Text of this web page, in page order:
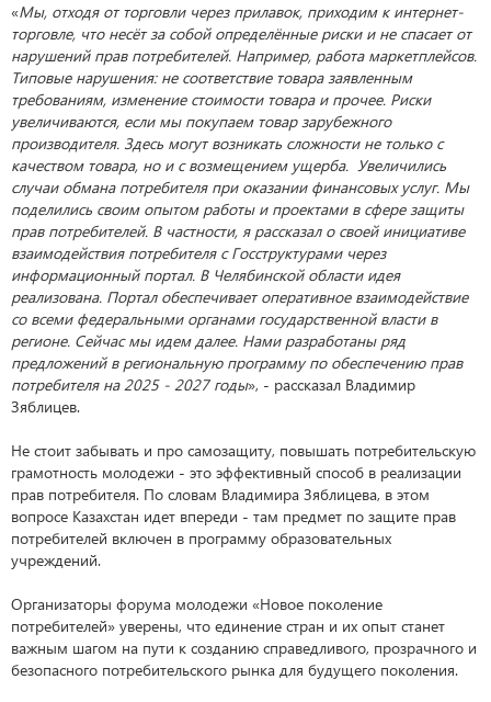
«Мы, отходя от торговли через прилавок, приходим к интернет-
торговле, что несёт за собой определённые риски и не спасает от
нарушений прав потребителей. Например, работа маркетплейсов.
Типовые нарушения: не соответствие товара заявленным
требованиям, изменение стоимости товара и прочее. Риски
увеличиваются, если мы покупаем товар зарубежного
производителя. Здесь могут возникать сложности не только с
качеством товара, но и с возмещением ущерба. Увеличились
случаи обмана потребителя при оказании финансовых услуг. Мы
поделились своим опытом работы и проектами в сфере защиты
прав потребителей. В частности, я рассказал о своей инициативе
взаимодействия потребителя с Госструктурами через
информационный портал. В Челябинской области идея
реализована. Портал обеспечивает оперативное взаимодействие
со всеми федеральными органами государственной власти в
регионе. Сейчас мы идем далее. Нами разработаны ряд
предложений в региональную программу по обеспечению прав
потребителя на 2025 - 2027 годы», - рассказал Владимир
Зяблицев.
Не стоит забывать и про самозащиту, повышать потребительскую
грамотность молодежи - это эффективный способ в реализации
прав потребителя. По словам Владимира Зяблицева, в этом
вопросе Казахстан идет впереди - там предмет по защите прав
потребителей включен в программу образовательных
учреждений.
Организаторы форума молодежи «Новое поколение
потребителей» уверены, что единение стран и их опыт станет
важным шагом на пути к созданию справедливого, прозрачного и
безопасного потребительского рынка для будущего поколения.